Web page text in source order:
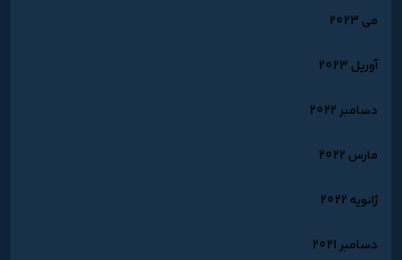
می 2023
آوریل 2023
دسامبر 2022
مارس 2022
ژانویه 2022
دسامبر 2021